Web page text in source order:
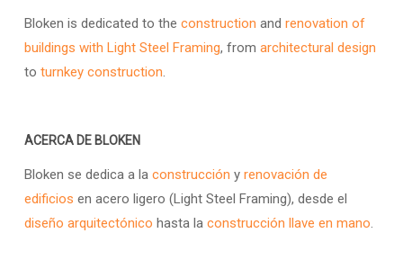
Bloken is dedicated to the construction and renovation of
buildings with Light Steel Framing, from architectural design
to turnkey construction.
ACERCA DE BLOKEN
Bloken se dedica a la construcción y renovación de
edificios en acero ligero (Light Steel Framing), desde el
diseño arquitectónico hasta la construcción llave en mano.